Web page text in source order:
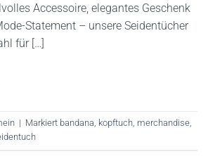
Accessoire, elegantes Geschenk
Statement – unsere Seidentücher
für […]
| Markiert bandana kopftuch merchandise